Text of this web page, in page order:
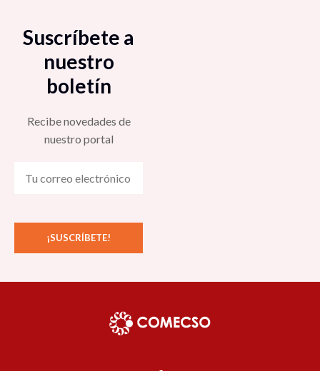
Suscríbete a
nuestro
boletín
Recibe novedades de
nuestro portal